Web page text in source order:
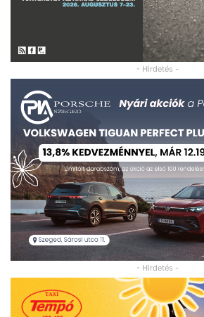
- Hirdetés -
- Hirdetés -